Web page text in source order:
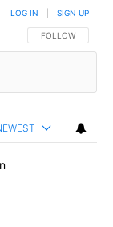
FOLLOW THIS
FOLLOW
LOG IN SIGN UP